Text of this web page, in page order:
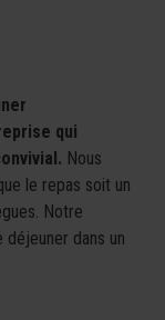
qui
Nous
le repas soit un
Notre
dans un